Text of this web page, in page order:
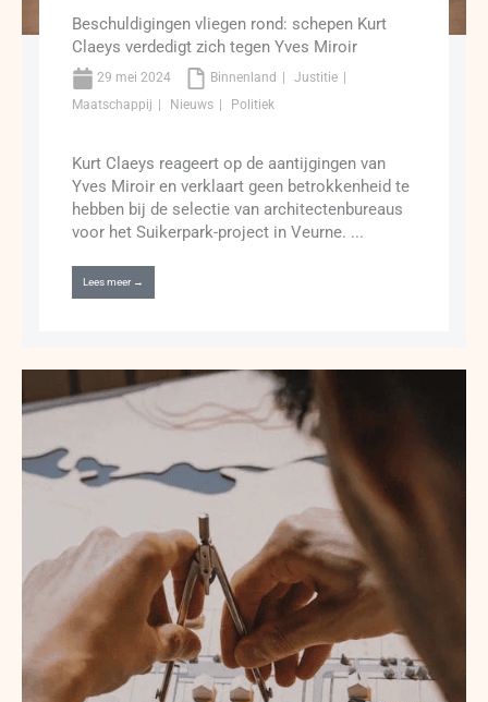
Beschuldigingen vliegen rond: schepen Kurt
Claeys verdedigt zich tegen Yves Miroir
29 mei 2024 Binnenland
Justitie
Maatschappij
Nieuws Politiek
Kurt Claeys reageert op de aantijgingen van
Yves Miroir en verklaart geen betrokkenheid te
hebben bij de selectie van architectenbureaus
voor het Suikerpark-project in Veurne. ...
Lees meer →